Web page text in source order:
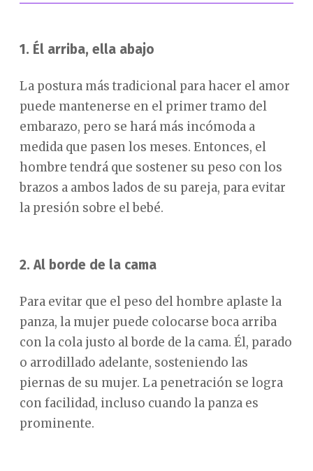
1. Él arriba, ella abajo
La postura más tradicional para hacer el amor
puede mantenerse en el primer tramo del
embarazo, pero se hará más incómoda a
medida que pasen los meses. Entonces, el
hombre tendrá que sostener su peso con los
brazos a ambos lados de su pareja, para evitar
la presión sobre el bebé.
2. Al borde de la cama
Para evitar que el peso del hombre aplaste la
panza, la mujer puede colocarse boca arriba
con la cola justo al borde de la cama. Él, parado
o arrodillado adelante, sosteniendo las
piernas de su mujer. La penetración se logra
con facilidad, incluso cuando la panza es
prominente.